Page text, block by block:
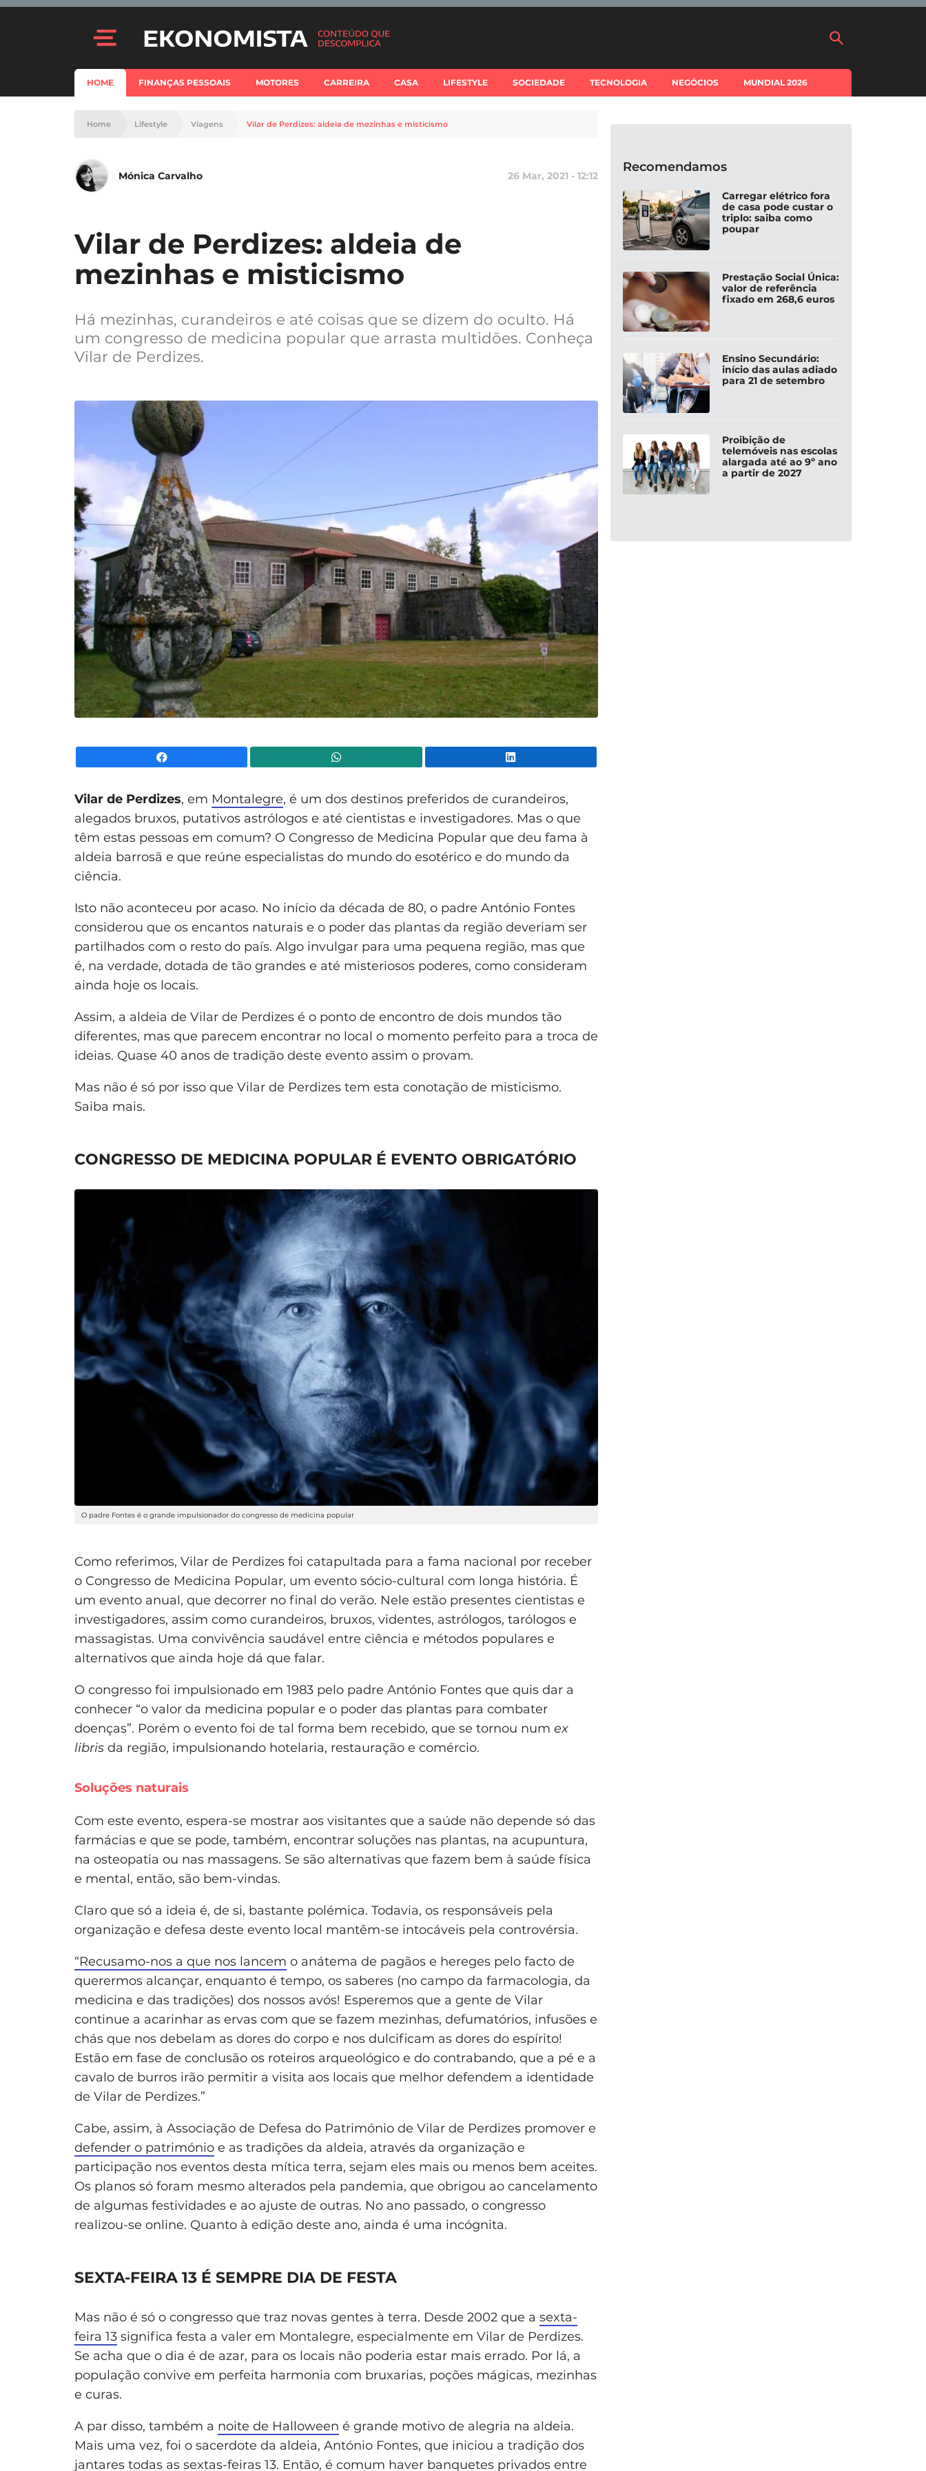
HOME FINANÇAS PESSOAIS MOTORES CARREIRA CASA LIFESTYLE SOCIEDADE TECNOLOGIA NEGÓCIOS MUNDIAL 2026
Home Lifestyle Viagens Vilar de Perdizes: aldeia de mezinhas e misticismo
Mónica Carvalho 26 Mar, 2021 - 12:12
Vilar de Perdizes: aldeia de
mezinhas e misticismo
Há mezinhas, curandeiros e até coisas que se dizem do oculto. Há
um congresso de medicina popular que arrasta multidões. Conheça
Vilar de Perdizes.
Vilar de Perdizes, em Montalegre, é um dos destinos preferidos de curandeiros,
alegados bruxos, putativos astrólogos e até cientistas e investigadores. Mas o que
têm estas pessoas em comum? O Congresso de Medicina Popular que deu fama à
aldeia barrosã e que reúne especialistas do mundo do esotérico e do mundo da
ciência.
Isto não aconteceu por acaso. No início da década de 80, o padre António Fontes
considerou que os encantos naturais e o poder das plantas da região deveriam ser
partilhados com o resto do país. Algo invulgar para uma pequena região, mas que
é, na verdade, dotada de tão grandes e até misteriosos poderes, como consideram
ainda hoje os locais.
Assim, a aldeia de Vilar de Perdizes é o ponto de encontro de dois mundos tão
diferentes, mas que parecem encontrar no local o momento perfeito para a troca de
ideias. Quase 40 anos de tradição deste evento assim o provam.
Mas não é só por isso que Vilar de Perdizes tem esta conotação de misticismo.
Saiba mais.
CONGRESSO DE MEDICINA POPULAR É EVENTO OBRIGATÓRIO
O padre Fontes é o grande impulsionador do congresso de medicina popular
Como referimos, Vilar de Perdizes foi catapultada para a fama nacional por receber
o Congresso de Medicina Popular, um evento sócio-cultural com longa história. É
um evento anual, que decorrer no final do verão. Nele estão presentes cientistas e
investigadores, assim como curandeiros, bruxos, videntes, astrólogos, tarólogos e
massagistas. Uma convivência saudável entre ciência e métodos populares e
alternativos que ainda hoje dá que falar.
O congresso foi impulsionado em 1983 pelo padre António Fontes que quis dar a
conhecer “o valor da medicina popular e o poder das plantas para combater
doenças”. Porém o evento foi de tal forma bem recebido, que se tornou num ex
libris da região, impulsionando hotelaria, restauração e comércio.
Soluções naturais
Com este evento, espera-se mostrar aos visitantes que a saúde não depende só das
farmácias e que se pode, também, encontrar soluções nas plantas, na acupuntura,
na osteopatia ou nas massagens. Se são alternativas que fazem bem à saúde física
e mental, então, são bem-vindas.
Claro que só a ideia é, de si, bastante polémica. Todavia, os responsáveis pela
organização e defesa deste evento local mantêm-se intocáveis pela controvérsia.
“Recusamo-nos a que nos lancem o anátema de pagãos e hereges pelo facto de
querermos alcançar, enquanto é tempo, os saberes (no campo da farmacologia, da
medicina e das tradições) dos nossos avós! Esperemos que a gente de Vilar
continue a acarinhar as ervas com que se fazem mezinhas, defumatórios, infusões e
chás que nos debelam as dores do corpo e nos dulcificam as dores do espírito!
Estão em fase de conclusão os roteiros arqueológico e do contrabando, que a pé e a
cavalo de burros irão permitir a visita aos locais que melhor defendem a identidade
de Vilar de Perdizes.”
Cabe, assim, à Associação de Defesa do Património de Vilar de Perdizes promover e
defender o património e as tradições da aldeia, através da organização e
participação nos eventos desta mítica terra, sejam eles mais ou menos bem aceites.
Os planos só foram mesmo alterados pela pandemia, que obrigou ao cancelamento
de algumas festividades e ao ajuste de outras. No ano passado, o congresso
realizou-se online. Quanto à edição deste ano, ainda é uma incógnita.
SEXTA-FEIRA 13 É SEMPRE DIA DE FESTA
Mas não é só o congresso que traz novas gentes à terra. Desde 2002 que a sexta-
feira 13 significa festa a valer em Montalegre, especialmente em Vilar de Perdizes.
Se acha que o dia é de azar, para os locais não poderia estar mais errado. Por lá, a
população convive em perfeita harmonia com bruxarias, poções mágicas, mezinhas
e curas.
A par disso, também a noite de Halloween é grande motivo de alegria na aldeia.
Mais uma vez, foi o sacerdote da aldeia, António Fontes, que iniciou a tradição dos
jantares todas as sextas-feiras 13. Então, é comum haver banquetes privados entre
Recomendamos
Carregar elétrico fora
de casa pode custar o
triplo: saiba como
poupar
Prestação Social Única:
valor de referência
fixado em 268,6 euros
Ensino Secundário:
início das aulas adiado
para 21 de setembro
Proibição de
telemóveis nas escolas
alargada até ao 9º ano
a partir de 2027